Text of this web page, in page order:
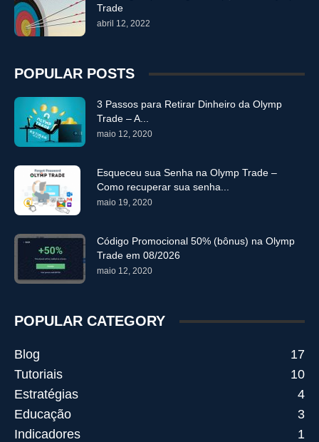
Trade
abril 12, 2022
POPULAR POSTS
3 Passos para Retirar Dinheiro da Olymp
Trade – A...
maio 12, 2020
Esqueceu sua Senha na Olymp Trade –
Como recuperar sua senha...
maio 19, 2020
Código Promocional 50% (bônus) na Olymp
Trade em 08/2026
maio 12, 2020
POPULAR CATEGORY
Blog
17
Tutoriais
10
Estratégias
4
Educação
3
Indicadores
1